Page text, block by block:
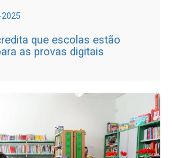
2025
que escolas estão
as provas digitais